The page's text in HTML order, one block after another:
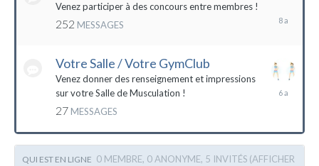
Venez participer à des concours entre membres !
252 MESSAGES
2016
Votre Salle / Votre GymClub
Venez donner des renseignement et impressions
sur votre Salle de Musculation !
27 MESSAGES
26
QUI EST EN LIGNE 0 MEMBRE, 0 ANONYME, 5 INVITÉS (AFFICHER